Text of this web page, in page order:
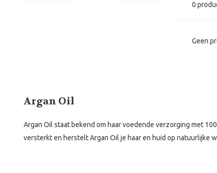
0
Geen
Argan Oil
Argan Oil staat bekend om haar voedende verzorging met
versterkt en herstelt Argan Oil je haar en huid op natuurlijke